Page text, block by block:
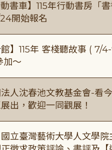
書車】115年行動書房「
開始報名
館】115年 客棧聽故事 ( 7/
加～
法人沈春池文教基金會-
出，歡迎一同觀展！
國立臺灣藝術大學人文學